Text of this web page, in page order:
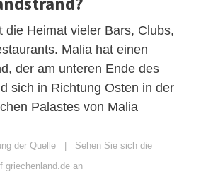
die Heimat vieler Bars, Clubs,
Malia hat einen
der am unteren Ende des
sich in Richtung Osten in der
Palastes von Malia
der Quelle | Sehen Sie sich die
griechenland.de an